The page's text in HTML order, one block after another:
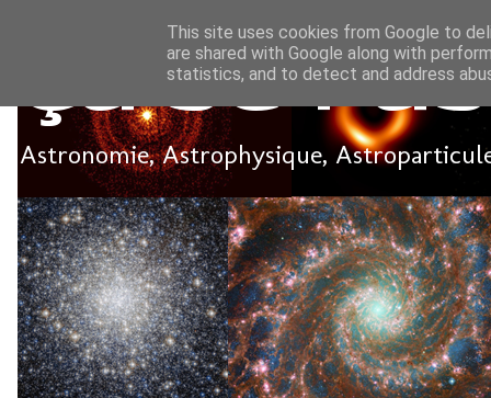
Ça se
Astronomie, Astrophysique,
This site uses cookies from Google to
are shared with Google along with
statistics, and to detect and address